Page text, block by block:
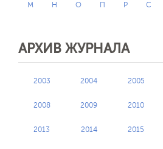
М Н О П Р С
АРХИВ ЖУРНАЛА
2003 2004 2005
2008 2009 2010
2013 2014 2015